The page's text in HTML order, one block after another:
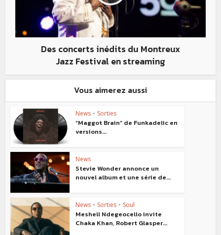
Des concerts inédits du Montreux
Jazz Festival en streaming
Vous aimerez aussi
News • Sorties
“Maggot Brain” de Funkadelic en
versions...
News
Stevie Wonder annonce un
nouvel album et une série de...
News • Sorties • Soul
Meshell Ndegeocello invite
Chaka Khan, Robert Glasper...